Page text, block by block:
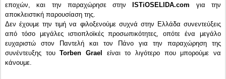
εποχών, και την παραχώρησε στην
ISTiOSELIDA.com για την
αποκλειστική παρουσίαση της.
Δεν έχουμε την τιμή να φιλοξενούμε συχνά στην Ελλάδα συνεντεύξεις
από τόσο μεγάλες ιστιοπλοϊκές προσωπικότητες, οπότε ένα μεγάλο
ευχαριστώ στον Παντελή και τον Πάνο για την παραχώρηση της
συνέντευξης τουTorben Grael
είναι το λιγότερο που μπορούμε να
κάνουμε.